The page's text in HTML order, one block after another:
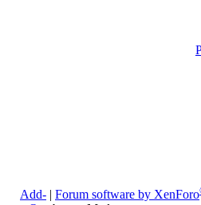
Forum software by XenForo
|
Add-